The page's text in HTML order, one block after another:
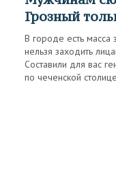
Грозный
В городе есть масса
нельзя заходить
Составили для вас
по чеченской столице